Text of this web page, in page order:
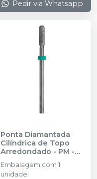
Pedir via Whatsapp
Ponta Diamantada
Cilíndrica de Topo
Arredondado - PM -
KG SORENSEN
Embalagem com 1
unidade.